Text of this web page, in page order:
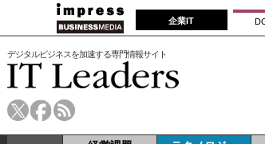
企業IT
デジタルビジネスを加速する専門情報サイト